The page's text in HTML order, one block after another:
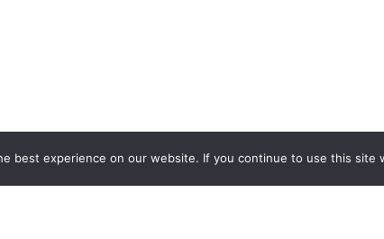
best experience on our website. If you continue to use this site